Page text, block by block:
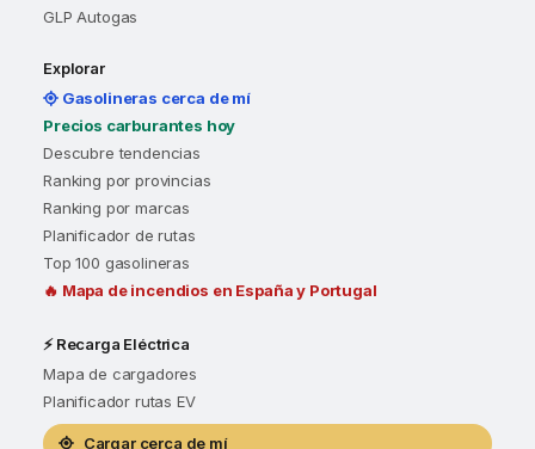
GLP Autogas
Explorar
Gasolineras cerca de mí
Precios carburantes hoy
Descubre tendencias
Ranking por provincias
Ranking por marcas
Planificador de rutas
Top 100 gasolineras
🔥 Mapa de incendios en España y Portugal
⚡ Recarga Eléctrica
Mapa de cargadores
Planificador rutas EV
Cargar cerca de mí